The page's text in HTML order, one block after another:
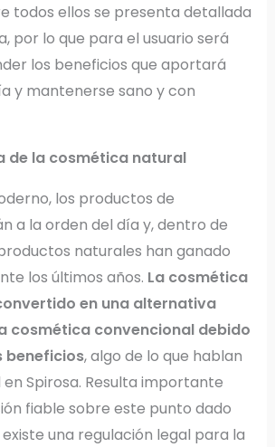
todos ellos se presenta detallada
por lo que para el usuario será
los beneficios que aportará
y mantenerse sano y con
de la cosmética natural
los productos de
a la orden del día y, dentro de
naturales han ganado
los últimos años. La cosmética
en una alternativa
cosmética convencional debido
beneficios, algo de lo que hablan
Spirosa. Resulta importante
fiable sobre este punto dado
una regulación legal para la